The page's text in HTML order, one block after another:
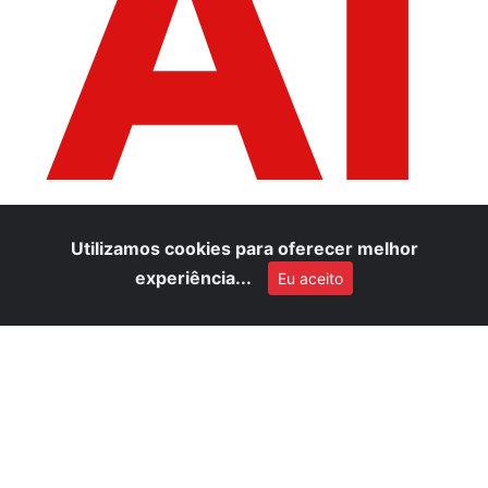
AI
Utilizamos cookies para oferecer melhor
experiência...
Eu aceito